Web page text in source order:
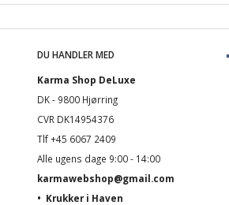
DU HANDLER MED
Karma Shop DeLuxe
DK - 9800 Hjørring
CVR DK14954376
Tlf +45 6067 2409
Alle ugens dage 9:00 - 14:00
karmawebshop@gmail.com
• Krukker i Haven